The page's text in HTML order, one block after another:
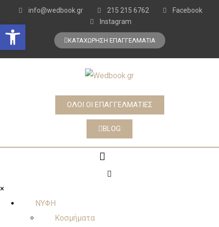
info@wedbook.gr 215 215 6762
Facebook
Instagram
ΚΑΤΑΧΩΡΗΣΗ ΕΠΑΓΓΕΛΜΑΤΙΑ
ΟΛΟΙ ΟΙ ΕΠΑΓΓΕΛΜΑΤΙΕΣ
BLOG
×
ΝΥΦΗ
Κοσμήματα
Open toolbar